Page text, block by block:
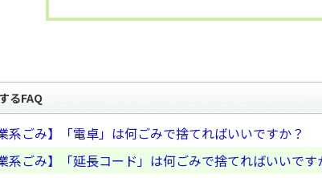
るFAQ
系ごみ】「電卓」は何ごみで捨てればいいですか？
系ごみ】「延長コード」は何ごみで捨てればいいです